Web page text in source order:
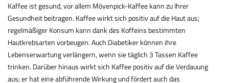
Kaffee ist gesund, vor allem Mövenpick-Kaffee kann zu Ihrer
Gesundheit beitragen. Kaffee wirkt sich positiv auf die Haut aus;
regelmäßiger Konsum kann dank des Koffeins bestimmten
Hautkrebsarten vorbeugen. Auch Diabetiker können ihre
Lebenserwartung verlängern, wenn sie täglich 3 Tassen Kaffee
trinken. Darüber hinaus wirkt sich Kaffee positiv auf die Verdauung
aus; er hat eine abführende Wirkung und fördert auch das